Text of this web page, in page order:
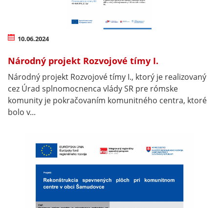
10.06.2024
Národný projekt Rozvojové tímy I.
Národný projekt Rozvojové tímy I., ktorý je realizovaný
cez Úrad splnomocnenca vlády SR pre rómske
komunity je pokračovaním komunitného centra, ktoré
bolo v...